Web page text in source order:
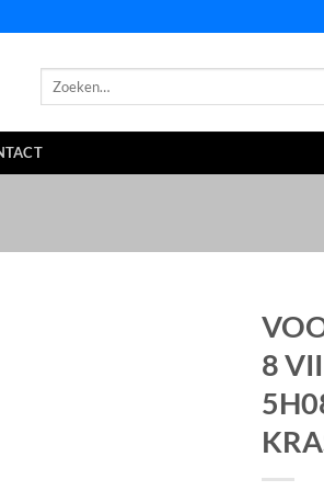
Zoeken
8